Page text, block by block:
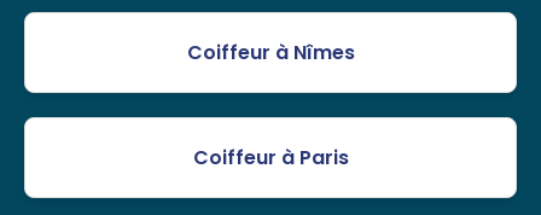
Coiffeur à Nîmes
Coiffeur à Paris